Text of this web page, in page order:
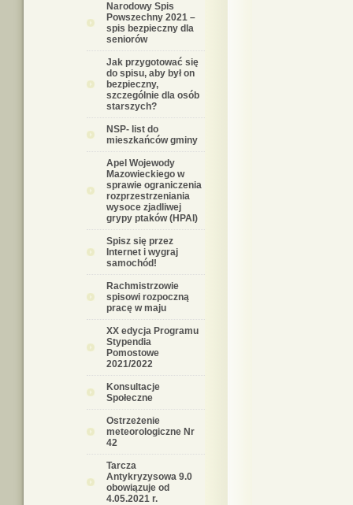
Narodowy Spis
Powszechny 2021 –
spis bezpieczny dla
seniorów
Jak przygotować się
do spisu, aby był on
bezpieczny,
szczególnie dla osób
starszych?
NSP- list do
mieszkańców gminy
Apel Wojewody
Mazowieckiego w
sprawie ograniczenia
rozprzestrzeniania
wysoce zjadliwej
grypy ptaków (HPAI)
Spisz się przez
Internet i wygraj
samochód!
Rachmistrzowie
spisowi rozpoczną
pracę w maju
XX edycja Programu
Stypendia
Pomostowe
2021/2022
Konsultacje
Społeczne
Ostrzeżenie
meteorologiczne Nr
42
Tarcza
Antykryzysowa 9.0
obowiązuje od
4.05.2021 r.